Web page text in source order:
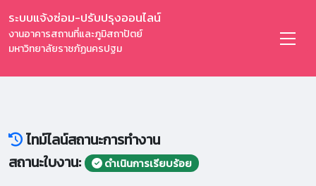
ระบบแจ้งซ่อม-ปรับปรุงออนไลน์
งานอาคารสถานที่และภูมิสถาปัตย์
มหาวิทยาลัยราชภัฏนครปฐม
ไทม์ไลน์สถานะการทำงาน
สถานะใบงาน:
ดำเนินการเรียบร้อย